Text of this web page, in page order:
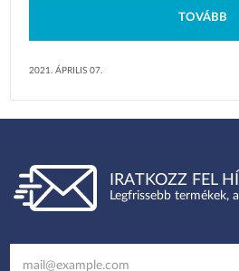
TOVÁBB
2021. ÁPRILIS 07.
IRATKOZZ FEL
Legfrissebb termékek,